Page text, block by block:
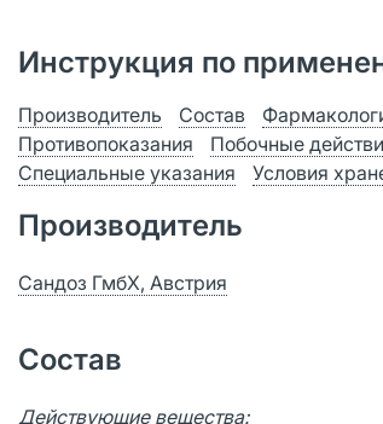
Инструкция по
Производитель Состав
Противопоказания
Побочные
Специальные указания
Условия
Производитель
Сандоз ГмбХ, Австрия
Состав
Действующие вещества: